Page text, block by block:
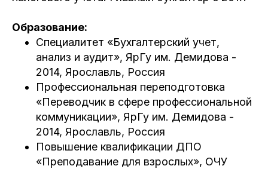
Образование:
Специалитет «Бухгалтерский учет,
анализ и аудит», ЯрГу им. Демидова -
2014, Ярославль, Россия
Профессиональная переподготовка
«Переводчик в сфере профессиональной
коммуникации», ЯрГу им. Демидова -
2014, Ярославль, Россия
Повышение квалификации ДПО
«Преподавание для взрослых», ОЧУ